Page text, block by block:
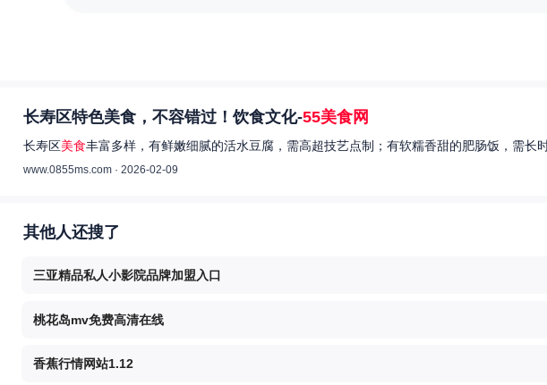
长寿区特色美食，不容错过！饮食文化-55美食网
长寿区美食丰富多样，有鲜嫩细腻的活水豆腐，需高超技艺点制；有软糯香甜的肥肠饭，需
www.0855ms.com · 2026-02-09
其他人还搜了
三亚精品私人小影院品牌加盟入口
桃花岛mv免费高清在线
香蕉行情网站1.12